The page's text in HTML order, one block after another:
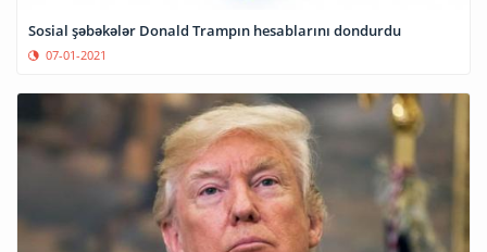
Sosial şəbəkələr Donald Trampın hesablarını dondurdu
07-01-2021